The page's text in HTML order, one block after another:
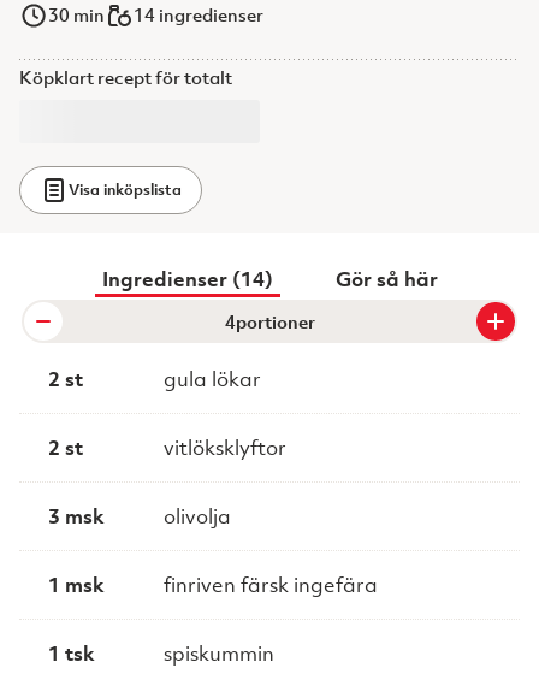
30 min 14 ingredienser
Köpklart recept för totalt
Visa inköpslista
Ingredienser (14) Gör så här
portioner
2 st gula lökar
2 st vitlöksklyftor
3 msk olivolja
1 msk finriven färsk ingefära
1 tsk spiskummin